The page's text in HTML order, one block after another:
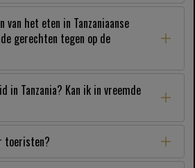
van het eten in Tanzaniaanse
gerechten tegen op de
in Tanzania? Kan ik in vreemde
toeristen?